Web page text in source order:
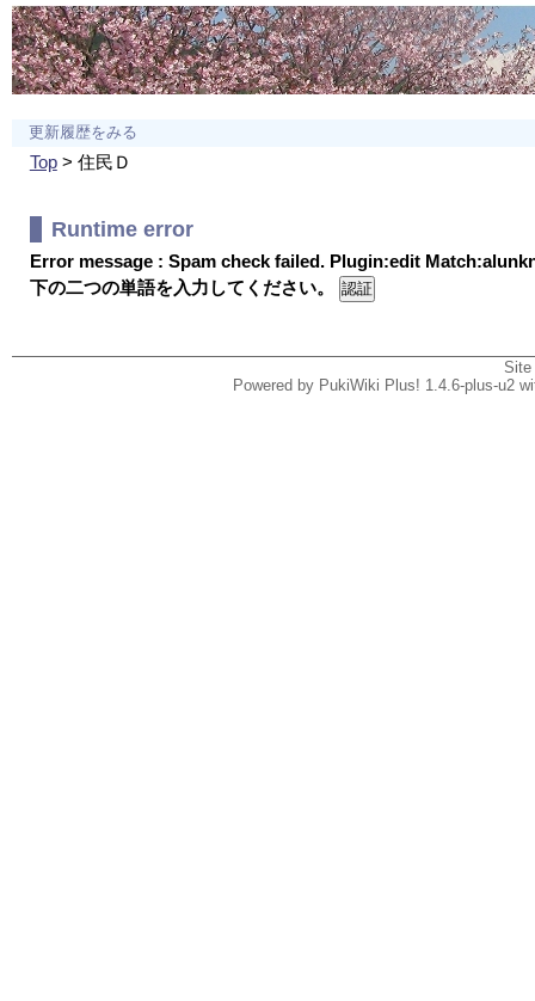
更新履歴をみる
Top> 住民Ｄ
Runtime error
Error message : Spam check failed. Plugin:edit
下の二つの単語を入力してください。
Powered by PukiWiki Plus! 1.4.6-plus-u2